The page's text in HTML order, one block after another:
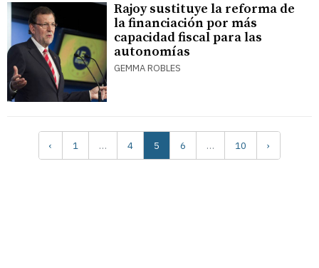
Rajoy sustituye la reforma de
la financiación por más
capacidad fiscal para las
autonomías
GEMMA ROBLES
‹ 1 … 4 5 6 … 10 ›